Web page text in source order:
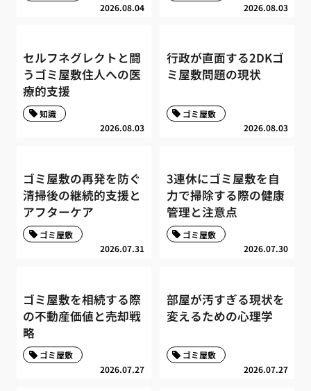
2026.08.04 2026.08.03
セルフネグレクトと闘
うゴミ屋敷住人への医
療的支援
2026.08.03
知識
行政が直面する2DKゴ
ミ屋敷問題の現状
2026.08.03
ゴミ屋敷
ゴミ屋敷の再発を防ぐ
清掃後の継続的支援と
アフターケア
2026.07.31
ゴミ屋敷
3連休にゴミ屋敷を自
力で掃除する際の健康
管理と注意点
2026.07.30
ゴミ屋敷
ゴミ屋敷を相続する際
の不動産価値と売却戦
略
2026.07.27
ゴミ屋敷
部屋が汚すぎる現状を
変えるための心理学
2026.07.27
ゴミ屋敷